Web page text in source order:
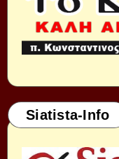
Siatista-Info